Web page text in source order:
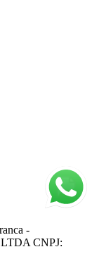
-
CNPJ: